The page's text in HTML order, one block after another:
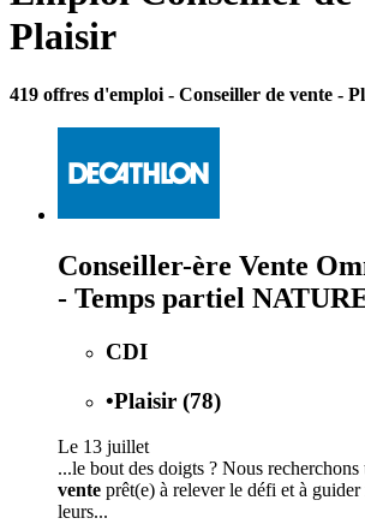
Plaisir
419 offres d'emploi - Conseiller de vente -
Conseiller-ère Vente
- Temps partiel
CDI
•Plaisir (78)
Le 13 juillet
...le bout des doigts ? Nous
vente prêt(e) à relever le défi et à
leurs...